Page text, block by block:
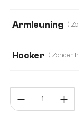
Armleuning
Hocker